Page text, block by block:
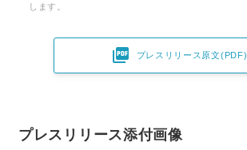
します。
 プレスリリース原文(PDF)
プレスリリース添付画像